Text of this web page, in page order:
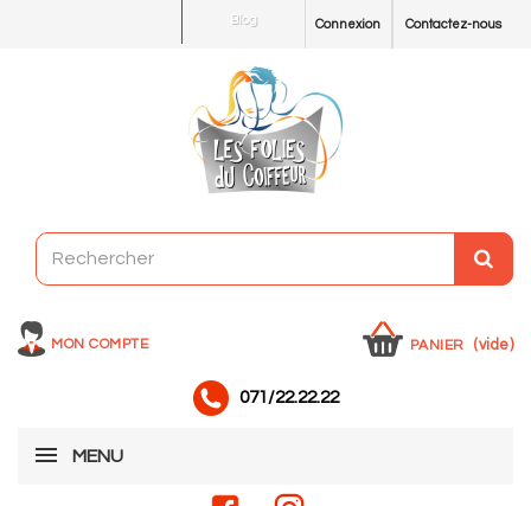
Contactez-nous
Connexion
Blog
MON COMPTE PANIER (vide)
071/22.22.22
MENU